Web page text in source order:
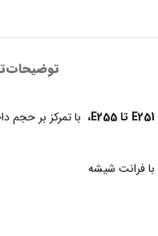
توضیحات
با تمرکز بر حجم